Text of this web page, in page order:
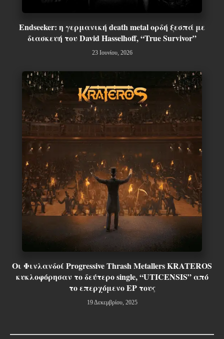
Endseeker: η γερμανική death metal ορδή ξεσπά με
διασκευή του David Hasselhoff, “True Survivor”
23 Ιουνίου, 2026
Οι Φινλανδοί Progressive Thrash Metallers KRATEROS
κυκλοφόρησαν το δεύτερο single, “UTICENSIS” από
το επερχόμενο EP τους
19 Δεκεμβρίου, 2025